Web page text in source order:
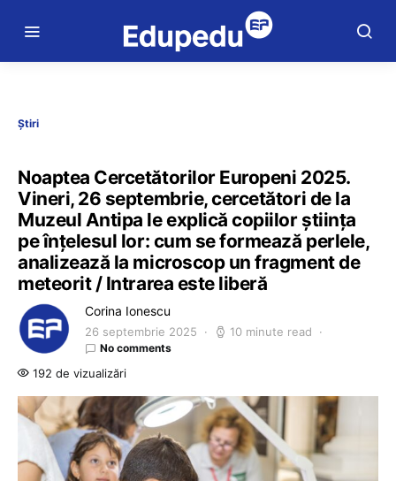
Știri
Noaptea Cercetătorilor Europeni 2025.
Vineri, 26 septembrie, cercetători de la
Muzeul Antipa le explică copiilor știința
pe înțelesul lor: cum se formează perlele,
analizează la microscop un fragment de
meteorit / Intrarea este liberă
Corina Ionescu
26 septembrie 2025 10 minute read
No comments
192 de vizualizări